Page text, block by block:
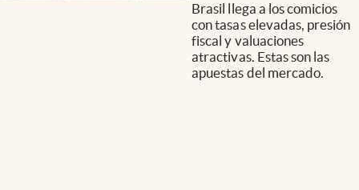
Brasil llega a los comicios
con tasas elevadas, presión
fiscal y valuaciones
atractivas. Estas son las
apuestas del mercado.